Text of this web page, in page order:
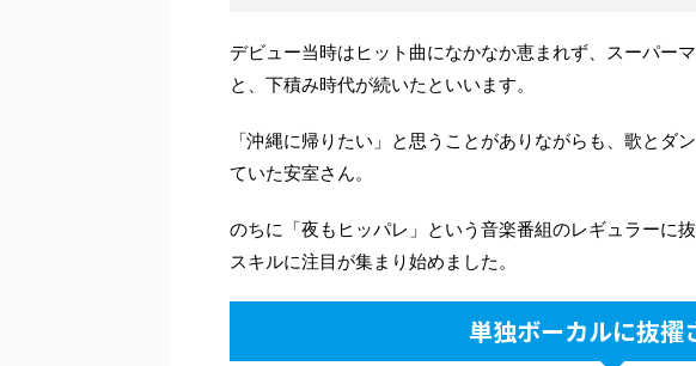
デビュー当時はヒット曲になかなか恵まれず、スーパー
と、下積み時代が続いたといいます。
「沖縄に帰りたい」と思うことがありながらも、歌とダ
ていた安室さん。
のちに「夜もヒッパレ」という音楽番組のレギュラーに
スキルに注目が集まり始めました。
単独ボーカルに抜擢